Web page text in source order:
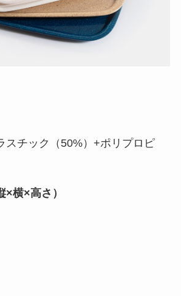
スチック（50%）+ポリプロピ
×横×高さ）